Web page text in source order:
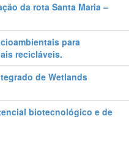
da rota Santa Maria –
para
recicláveis.
de Wetlands
biotecnológico e de